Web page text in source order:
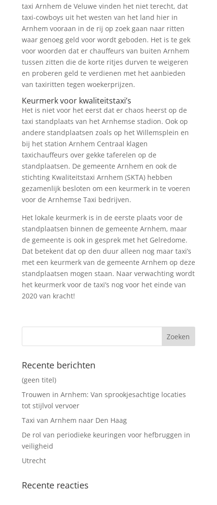
taxi Arnhem de Veluwe vinden het niet terecht, dat
taxi-cowboys uit het westen van het land hier in
Arnhem vooraan in de rij op zoek gaan naar ritten
waar genoeg geld voor wordt geboden. Het is te gek
voor woorden dat er chauffeurs van buiten Arnhem
tussen zitten die de korte ritjes durven te weigeren
en proberen geld te verdienen met het aanbieden
van taxiritten tegen woekerprijzen.
Keurmerk voor kwaliteitstaxi’s
Het is niet voor het eerst dat er chaos heerst op de
taxi standplaats van het Arnhemse stadion. Ook op
andere standplaatsen zoals op het Willemsplein en
bij het station Arnhem Centraal klagen
taxichauffeurs over gekke taferelen op de
standplaatsen. De gemeente Arnhem en ook de
stichting Kwaliteitstaxi Arnhem (SKTA) hebben
gezamenlijk besloten om een keurmerk in te voeren
voor de Arnhemse Taxi bedrijven.
Het lokale keurmerk is in de eerste plaats voor de
standplaatsen binnen de gemeente Arnhem, maar
de gemeente is ook in gesprek met het Gelredome.
Dat betekent dat op den duur alleen nog maar taxi’s
met een keurmerk van de gemeente Arnhem op deze
standplaatsen mogen staan. Naar verwachting wordt
het keurmerk voor de taxi’s nog voor het einde van
2020 van kracht!
Recente berichten
(geen titel)
Trouwen in Arnhem: Van sprookjesachtige locaties
tot stijlvol vervoer
Taxi van Arnhem naar Den Haag
De rol van periodieke keuringen voor hefbruggen in
veiligheid
Utrecht
Recente reacties